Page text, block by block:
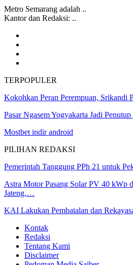
Metro Semarang adalah ..
Kantor dan Redaksi: ..
TERPOPULER
Kokohkan Peran Perempuan, Srikandi
Pasar Ngasem Yogyakarta Jadi
Mostbet indir android
PILIHAN REDAKSI
Pemerintah Tanggung PPh 21 untuk
Astra Motor Pasang Solar PV 40 kWp
Jateng,…
KAI Lakukan Pembatalan dan
Kontak
Redaksi
Tentang Kami
Disclaimer